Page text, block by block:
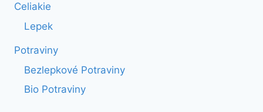
Celiakie
Lepek
Potraviny
Bezlepkové Potraviny
Bio Potraviny